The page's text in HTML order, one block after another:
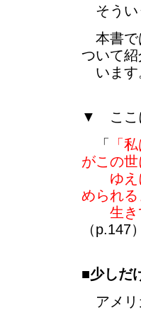
そうい
本書で
ついて
います
▼ ここ
「
「
がこの
ゆえに
められる
生きて
（p.147）
■少しだ
アメリ